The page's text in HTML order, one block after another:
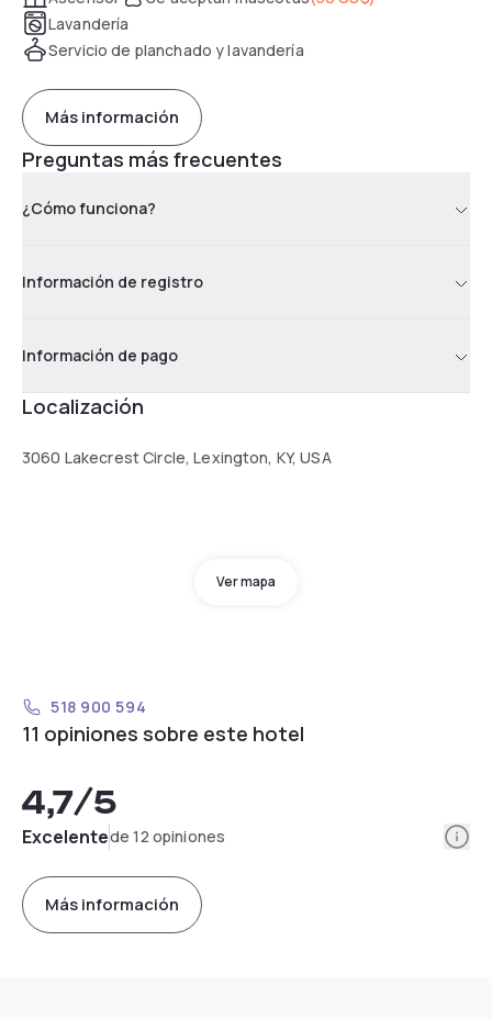
Lavandería
Servicio de planchado y lavandería
Más información
Preguntas más frecuentes
¿Cómo funciona?
Información de registro
Información de pago
Localización
3060 Lakecrest Circle, Lexington, KY, USA
Ver mapa
518 900 594
11 opiniones sobre este hotel
4,7/5
Excelentede 12 opiniones
Más información